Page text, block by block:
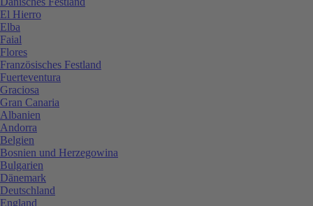
El Hierro
Elba
Faial
Flores
Französisches Festland
Fuerteventura
Graciosa
Gran Canaria
Albanien
Andorra
Belgien
Bosnien und Herzegowina
Bulgarien
Dänemark
Deutschland
England